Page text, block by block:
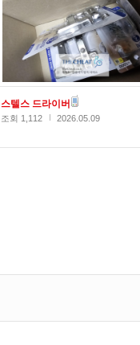
스텔스 드라이버
조회 1,112 2026.05.09